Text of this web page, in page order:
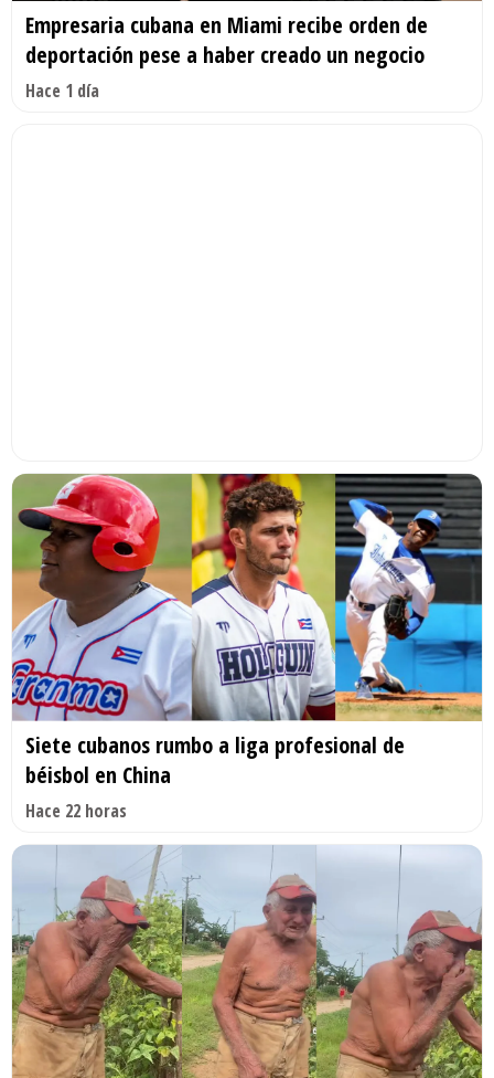
Empresaria cubana en Miami recibe orden de
deportación pese a haber creado un negocio
Hace 1 día
Siete cubanos rumbo a liga profesional de
béisbol en China
Hace 22 horas